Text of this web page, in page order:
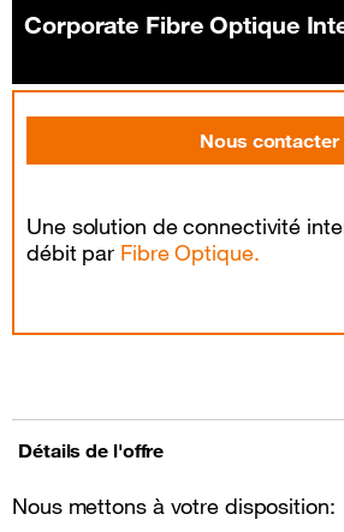
Corporate Fibre Optique
Nous contacter
Une solution de connectivité
débit par Fibre Optique.
Détails de l'offre
Nous mettons à votre disposition: